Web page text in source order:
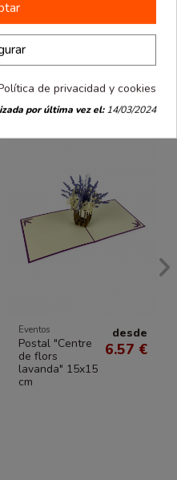
extraíble para escribir un
Medida de 15x15 cm.
categoría:
Eventos
Postal "Centre
de flors
lavanda" 15x15
cm
desde
6.57 €
de privacidad y cookies
por última vez el:14/03/2024